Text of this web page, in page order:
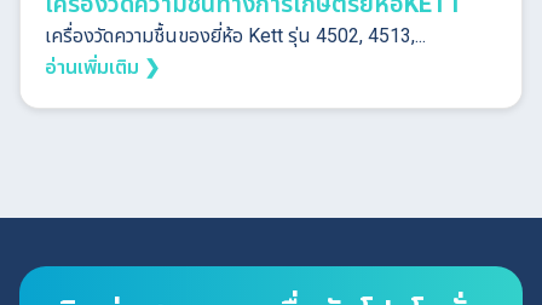
เครื่องวัดความชื้นของยี่ห้อ Kett รุ่น 4502, 4513,...
อ่านเพิ่มเติม ❯